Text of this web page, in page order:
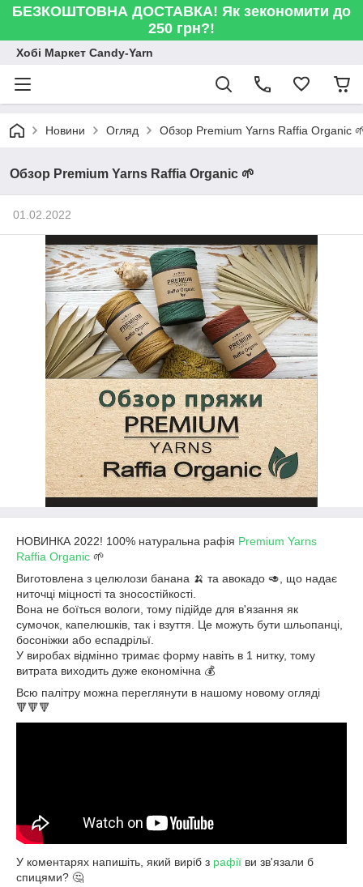
БЕЗКОШТОВНА ДОСТАВКА! Як зекономити до
250 грн?!
Хобі Маркет Candy-Yarn
Новини Огляд Обзор Premium Yarns Raffia Organic
Обзор Premium Yarns Raffia Organic 🌱
01.02.2022
НОВИНКА 2022! 100% натуральна рафія Premium Yarns
Raffia Organic 🌱
Виготовлена з целюлози банана 🍌 та авокадо 🥑, що надає
ниточці міцності та зносостійкості.
Вона не боїться вологи, тому підійде для в'язання як
сумочок, капелюшків, так і взуття. Це можуть бути шльопанці,
босоніжки або еспадрільї.
У виробах відмінно тримає форму навіть в 1 нитку, тому
витрата виходить дуже економічна 💰
Всю палітру можна переглянути в нашому новому огляді
🔻🔻🔻
У коментарях напишіть, який виріб з рафії ви зв'язали б
спицями? 🤔